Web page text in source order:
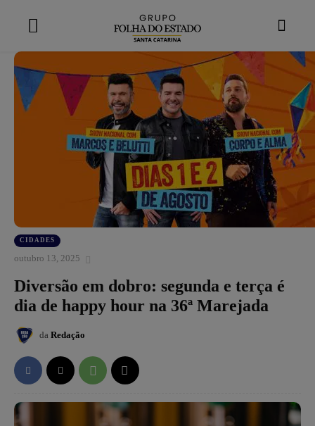
CIDADES
outubro 13, 2025
Diversão em dobro: segunda e terça é
dia de happy hour na 36ª Marejada
da Redação